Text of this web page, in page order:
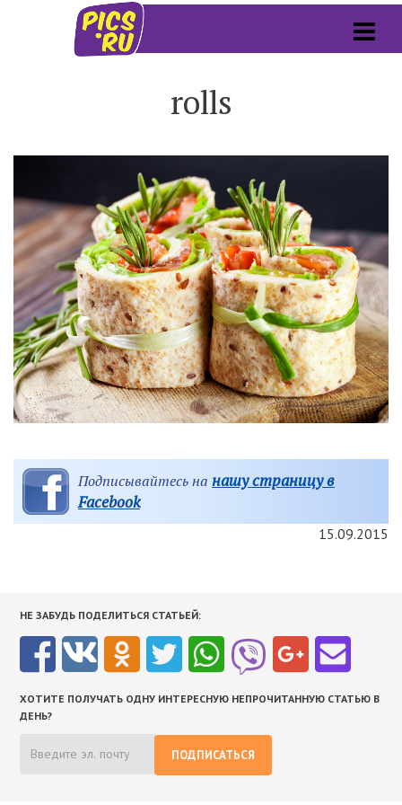
rolls
Подписывайтесь на нашу страницу в
Facebook
15.09.2015
НЕ ЗАБУДЬ ПОДЕЛИТЬСЯ СТАТЬЕЙ:
ХОТИТЕ ПОЛУЧАТЬ ОДНУ ИНТЕРЕСНУЮ НЕПРОЧИТАННУЮ СТАТЬЮ В
ДЕНЬ?
ПОДПИСАТЬСЯ